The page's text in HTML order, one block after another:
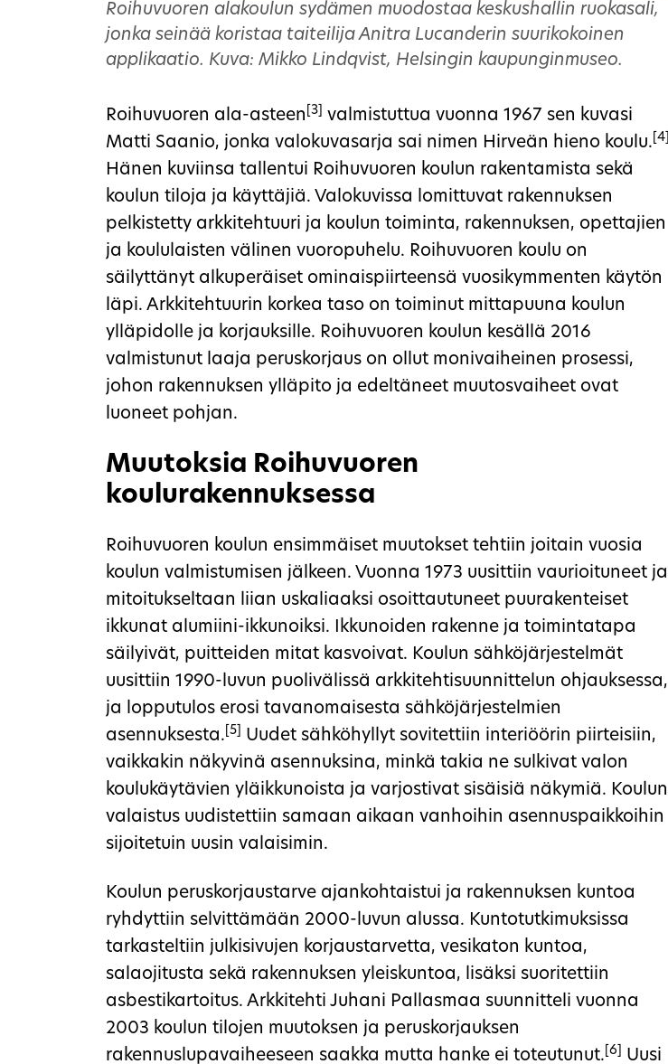
Roihuvuoren alakoulun sydämen muodostaa keskushallin ruokasali,
jonka seinää koristaa taiteilija Anitra Lucanderin suurikokoinen
applikaatio. Kuva: Mikko Lindqvist, Helsingin kaupunginmuseo.
Roihuvuoren ala-asteen [3]
valmistuttua vuonna 1967 sen kuvasi
Matti Saanio, jonka valokuvasarja sai nimen Hirveän hieno koulu. [4]
Hänen kuviinsa tallentui Roihuvuoren koulun rakentamista sekä
koulun tiloja ja käyttäjiä. Valokuvissa lomittuvat rakennuksen
pelkistetty arkkitehtuuri ja koulun toiminta, rakennuksen, opettajien
ja koululaisten välinen vuoropuhelu. Roihuvuoren koulu on
säilyttänyt alkuperäiset ominaispiirteensä vuosikymmenten käytön
läpi. Arkkitehtuurin korkea taso on toiminut mittapuuna koulun
ylläpidolle ja korjauksille. Roihuvuoren koulun kesällä 2016
valmistunut laaja peruskorjaus on ollut monivaiheinen prosessi,
johon rakennuksen ylläpito ja edeltäneet muutosvaiheet ovat
luoneet pohjan.
Muutoksia Roihuvuoren
koulurakennuksessa
Roihuvuoren koulun ensimmäiset muutokset tehtiin joitain vuosia
koulun valmistumisen jälkeen. Vuonna 1973 uusittiin vaurioituneet ja
mitoitukseltaan liian uskaliaaksi osoittautuneet puurakenteiset
ikkunat alumiini-ikkunoiksi. Ikkunoiden rakenne ja toimintatapa
säilyivät, puitteiden mitat kasvoivat. Koulun sähköjärjestelmät
uusittiin 1990-luvun puolivälissä arkkitehtisuunnittelun ohjauksessa,
ja lopputulos erosi tavanomaisesta sähköjärjestelmien
asennuksesta. [5]
Uudet sähköhyllyt sovitettiin interiöörin piirteisiin,
vaikkakin näkyvinä asennuksina, minkä takia ne sulkivat valon
koulukäytävien yläikkunoista ja varjostivat sisäisiä näkymiä. Koulun
valaistus uudistettiin samaan aikaan vanhoihin asennuspaikkoihin
sijoitetuin uusin valaisimin.
Koulun peruskorjaustarve ajankohtaistui ja rakennuksen kuntoa
ryhdyttiin selvittämään 2000-luvun alussa. Kuntotutkimuksissa
tarkasteltiin julkisivujen korjaustarvetta, vesikaton kuntoa,
salaojitusta sekä rakennuksen yleiskuntoa, lisäksi suoritettiin
asbestikartoitus. Arkkitehti Juhani Pallasmaa suunnitteli vuonna
2003 koulun tilojen muutoksen ja peruskorjauksen
rakennuslupavaiheeseen saakka mutta hanke ei toteutunut. [6] Uusi